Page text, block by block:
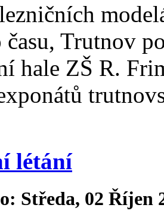
Trutnov
hale ZŠ R.
létání
Středa, 02 Říjen